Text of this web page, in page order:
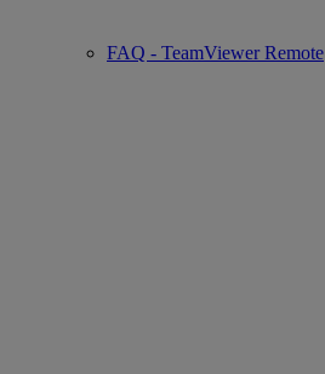
FAQ - TeamViewer Remote